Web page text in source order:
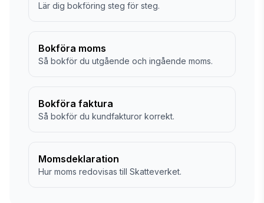
Lär dig bokföring steg för steg.
Bokföra moms
Så bokför du utgående och ingående moms.
Bokföra faktura
Så bokför du kundfakturor korrekt.
Momsdeklaration
Hur moms redovisas till Skatteverket.